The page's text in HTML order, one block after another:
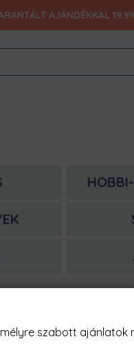
AJÁNDÉKKAL
szabott ajánlatok